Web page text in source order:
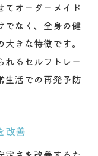
てオーダーメイド
でなく、全身の健
きな特徴です。
れるセルフトレー
生活での再発予防
改善